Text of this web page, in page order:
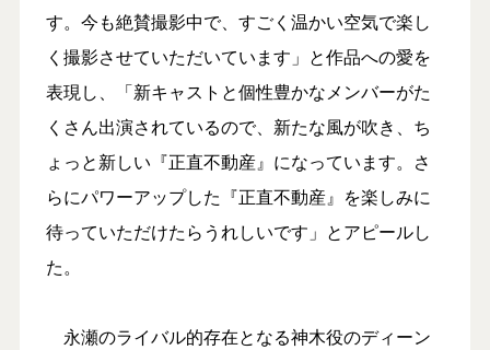
す。今も絶賛撮影中で、すごく温かい空気で楽し
く撮影させていただいています」と作品への愛を
表現し、「新キャストと個性豊かなメンバーがた
くさん出演されているので、新たな風が吹き、ち
ょっと新しい『正直不動産』になっています。さ
らにパワーアップした『正直不動産』を楽しみに
待っていただけたらうれしいです」とアピールし
た。
永瀬のライバル的存在となる神木役のディーン